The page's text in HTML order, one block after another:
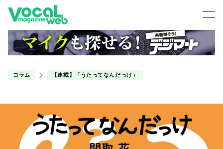
コラム 【連載】「うたってなんだっけ」